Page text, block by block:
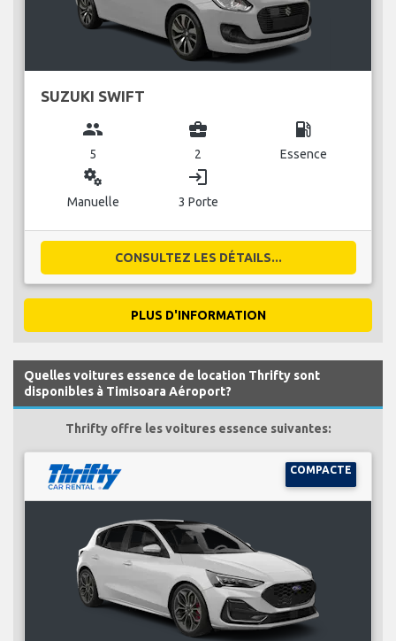
SUZUKI SWIFT
group
5
business_center
2
local_gas_station
Essence
miscellaneous_services
Manuelle
login
3 Porte
CONSULTEZ LES DÉTAILS...
PLUS D'INFORMATION
Quelles voitures essence de location Thrifty sont
disponibles à Timisoara Aéroport?
Thrifty offre les voitures essence suivantes:
COMPACTE